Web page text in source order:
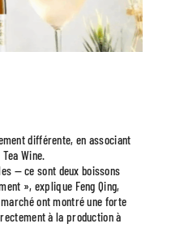
différente, en associant
Wine.
— ce sont deux boissons
», explique Feng Qing,
ont montré une forte
à la production à